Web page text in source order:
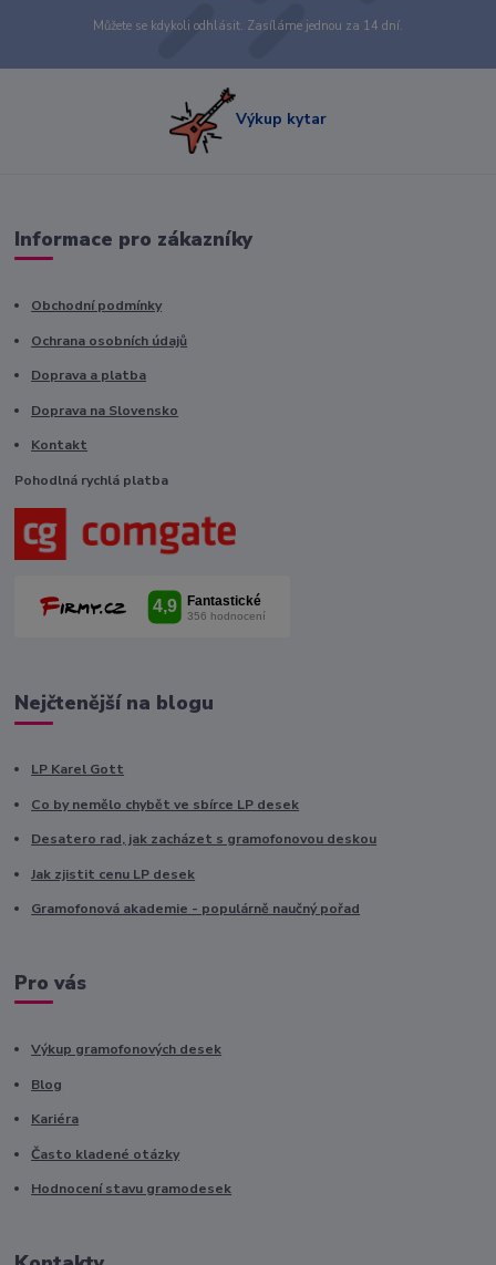
Můžete se kdykoli odhlásit. Zasíláme jednou za 14 dní.
Výkup kytar
Informace pro zákazníky
Obchodní podmínky
Ochrana osobních údajů
Doprava a platba
Doprava na Slovensko
Kontakt
Pohodlná rychlá platba
Nejčtenější na blogu
LP Karel Gott
Co by nemělo chybět ve sbírce LP desek
Desatero rad, jak zacházet s gramofonovou deskou
Jak zjistit cenu LP desek
Gramofonová akademie - populárně naučný pořad
Pro vás
Výkup gramofonových desek
Blog
Kariéra
Často kladené otázky
Hodnocení stavu gramodesek